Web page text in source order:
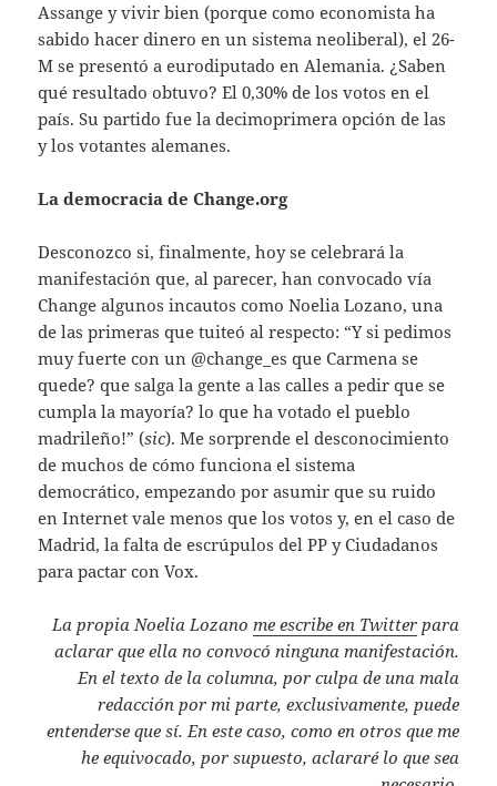
Assange y vivir bien (porque como economista ha
sabido hacer dinero en un sistema neoliberal), el 26-
M se presentó a eurodiputado en Alemania. ¿Saben
qué resultado obtuvo? El 0,30% de los votos en el
país. Su partido fue la decimoprimera opción de las
y los votantes alemanes.
La democracia de Change.org
Desconozco si, finalmente, hoy se celebrará la
manifestación que, al parecer, han convocado vía
Change algunos incautos como Noelia Lozano, una
de las primeras que tuiteó al respecto: “Y si pedimos
muy fuerte con un @change_es que Carmena se
quede? que salga la gente a las calles a pedir que se
cumpla la mayoría? lo que ha votado el pueblo
madrileño!” (sic). Me sorprende el desconocimiento
de muchos de cómo funciona el sistema
democrático, empezando por asumir que su ruido
en Internet vale menos que los votos y, en el caso de
Madrid, la falta de escrúpulos del PP y Ciudadanos
para pactar con Vox.
La propia Noelia Lozano me escribe en Twitterpara
aclarar que ella no convocó ninguna manifestación.
En el texto de la columna, por culpa de una mala
redacción por mi parte, exclusivamente, puede
entenderse que sí. En este caso, como en otros que me
he equivocado, por supuesto, aclararé lo que sea